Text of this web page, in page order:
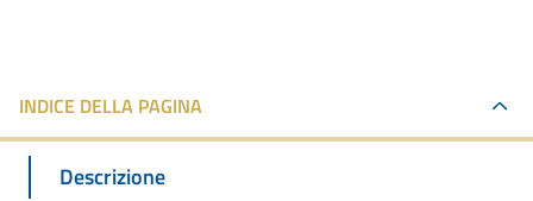
INDICE DELLA PAGINA
Descrizione